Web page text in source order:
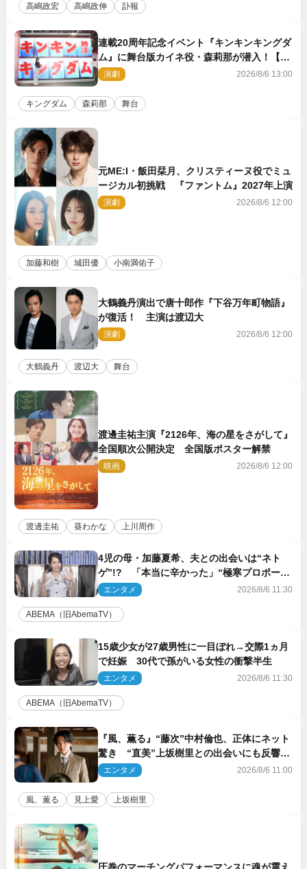
高嶋政宏 高嶋政伸 訃報
連載20周年記念イベント『キンキンキングダ
ム』に舞台版カイネ役・森莉那が潜入！【密
着レポート】
演劇 2026/8/6 13:00
キングダム 森莉那 舞台
元ME:I・飯田栞月、クリスティーヌ役でミュ
ージカル初挑戦 『ファントム』2027年上演
演劇 2026/8/6 12:00
加藤和樹 城田優 小南満佑子
大鶴義丹演出で唐十郎作『下谷万年町物語』
が復活！ 主演は渡辺大
演劇 2026/8/6 12:00
大鶴義丹 渡辺大 舞台
渡邊圭祐主演『2126年、海の星をさがして』
全国順次公開決定 全国版ポスター解禁
映画 2026/8/6 12:00
渡邊圭祐 葵わかな 上川周作
4児の母・加藤夏希、夫との出会いは“ネト
ゲ”!? 「本当に辛かった」“極寒プロポー
ズ”も告白
エンタメ 2026/8/6 11:30
ABEMA（旧AbemaTV）
15歳少女が27歳男性に一目ぼれ→交際1ヵ月
で妊娠 30代で孫がいる女性の衝撃半生
エンタメ 2026/8/6 11:30
ABEMA（旧AbemaTV）
『風、薫る』“藤次”中村倫也、正体にネット
驚き “直美”上坂樹里との出会いにも反響
「力になってくれそう」「仲良くしなよ！」
エンタメ 2026/8/6 11:00
風、薫る 見上愛 上坂樹里